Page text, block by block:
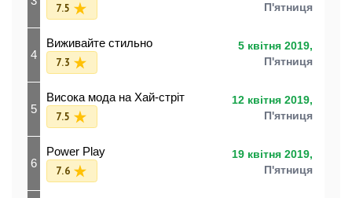
7.5
П'ятниця
4
Виживайте стильно
7.3
5 квітня 2019,
П'ятниця
5
Висока мода на Хай-стріт
7.5
12 квітня 2019,
П'ятниця
6
Power Play
7.6
19 квітня 2019,
П'ятниця